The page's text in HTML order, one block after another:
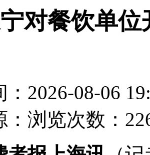
对餐饮单
2026-08-06
浏览次数：